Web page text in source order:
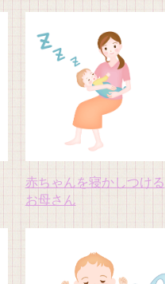
赤ちゃんを寝かしつける
お母さん